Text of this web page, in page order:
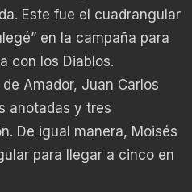
Este fue el cuadrangular
en la campaña para
con los Diablos.
Amador, Juan Carlos
anotadas y tres
De igual manera, Moisés
para llegar a cinco en